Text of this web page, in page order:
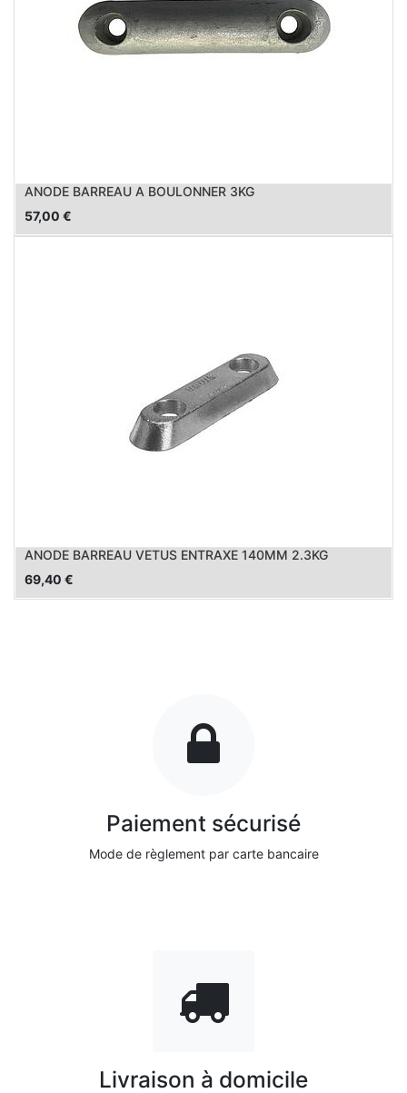
ANODE BARREAU A BOULONNER 3KG
57,00 €
ANODE BARREAU VETUS ENTRAXE 140MM 2.3KG
69,40 €
Paiement sécurisé
Mode de règlement par carte bancaire
Livraison à domicile